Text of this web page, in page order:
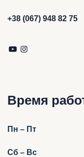
+38 (067) 948 82 75
Время
Пн – Пт
Сб – Вс